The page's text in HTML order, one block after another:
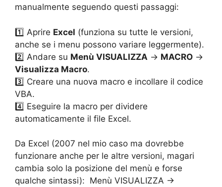
manualmente seguendo questi passaggi:
1️⃣ Aprire Excel (funziona su tutte le versioni,
anche se i menu possono variare leggermente).
2️⃣ Andare su Menù VISUALIZZA → MACRO →
Visualizza Macro.
3️⃣ Creare una nuova macro e incollare il codice
VBA.
4️⃣ Eseguire la macro per dividere
automaticamente il file Excel.
Da Excel (2007 nel mio caso ma dovrebbe
funzionare anche per le altre versioni, magari
cambia solo la posizione del menù e forse
qualche sintassi): Menù VISUALIZZA ->